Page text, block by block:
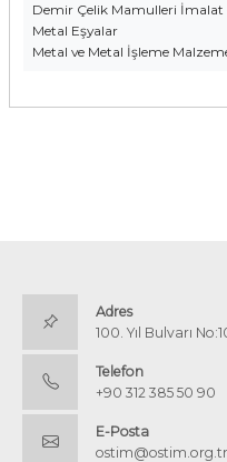
Demir Çelik Mamulleri İmalat
Metal Eşyalar
Metal ve Metal İşleme
Adres
100. Yıl Bulvarı
Telefon
+90 312 385 50 90
E-Posta
ostim@ostim.org.tr